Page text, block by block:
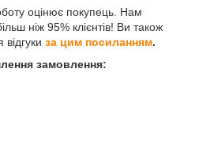
оцінює покупець. Нам
ніж 95% клієнтів! Ви також
за цим посиланням.
замовлення: